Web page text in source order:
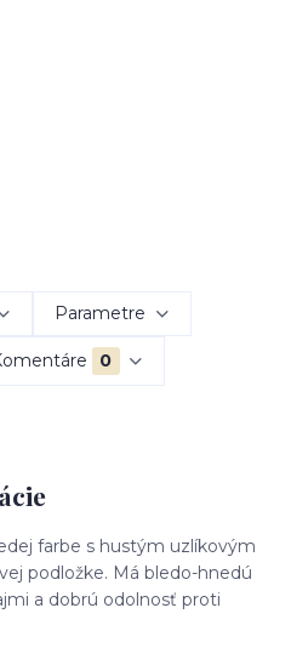
Parametre
0
farbe s hustým uzlíkovým
podložke. Má bledo-hnedú
a dobrú odolnosť proti